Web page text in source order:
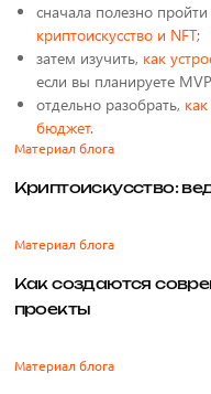
сначала полезно
криптоискусство и NFT;
затем изучить, как
если вы планируете
отдельно разобрать,
бюджет.
Материал блога
Криптоискусство:
Материал блога
Как создаются
проекты
Материал блога